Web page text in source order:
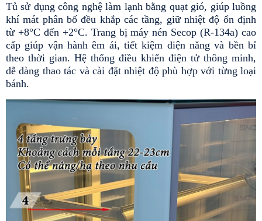
Tủ sử dụng công nghệ làm lạnh bằng quạt gió, giúp luồng
khí mát phân bố đều khắp các tầng, giữ nhiệt độ ổn định
từ +8°C đến +2°C. Trang bị máy nén Secop (R-134a) cao
cấp giúp vận hành êm ái, tiết kiệm điện năng và bền bỉ
theo thời gian. Hệ thống điều khiển điện tử thông minh,
dễ dàng thao tác và cài đặt nhiệt độ phù hợp với từng loại
bánh.